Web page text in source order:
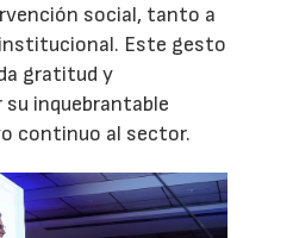
social, tanto a
Este gesto
gratitud y
inquebrantable
continuo al sector.